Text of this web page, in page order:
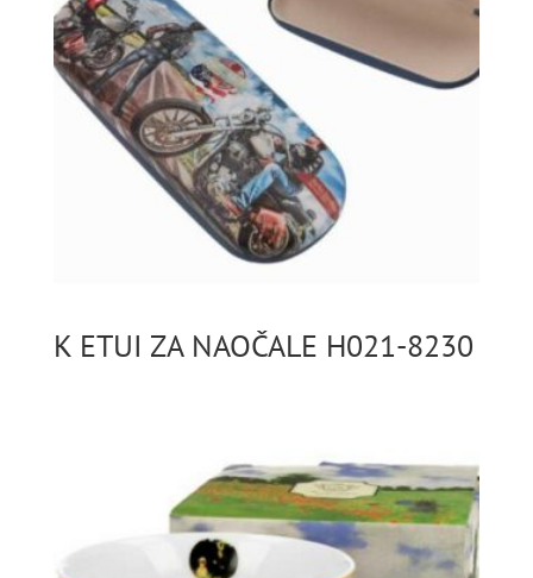
K ETUI ZA NAOČALE H021-8230